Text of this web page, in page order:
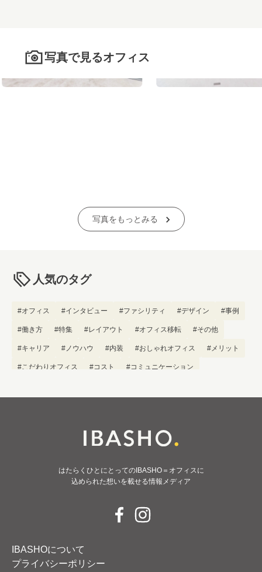
写真で見るオフィス
写真をもっとみる
人気のタグ
#オフィス #インタビュー #ファシリティ #デザイン #事例
#働き方 #特集 #レイアウト #オフィス移転 #その他
#キャリア #ノウハウ #内装 #おしゃれオフィス #メリット
#こだわりオフィス #コスト #コミュニケーション
はたらくひとにとってのIBASHO＝オフィスに
込められた想いを載せる情報メディア
IBASHOについて
プライバシーポリシー